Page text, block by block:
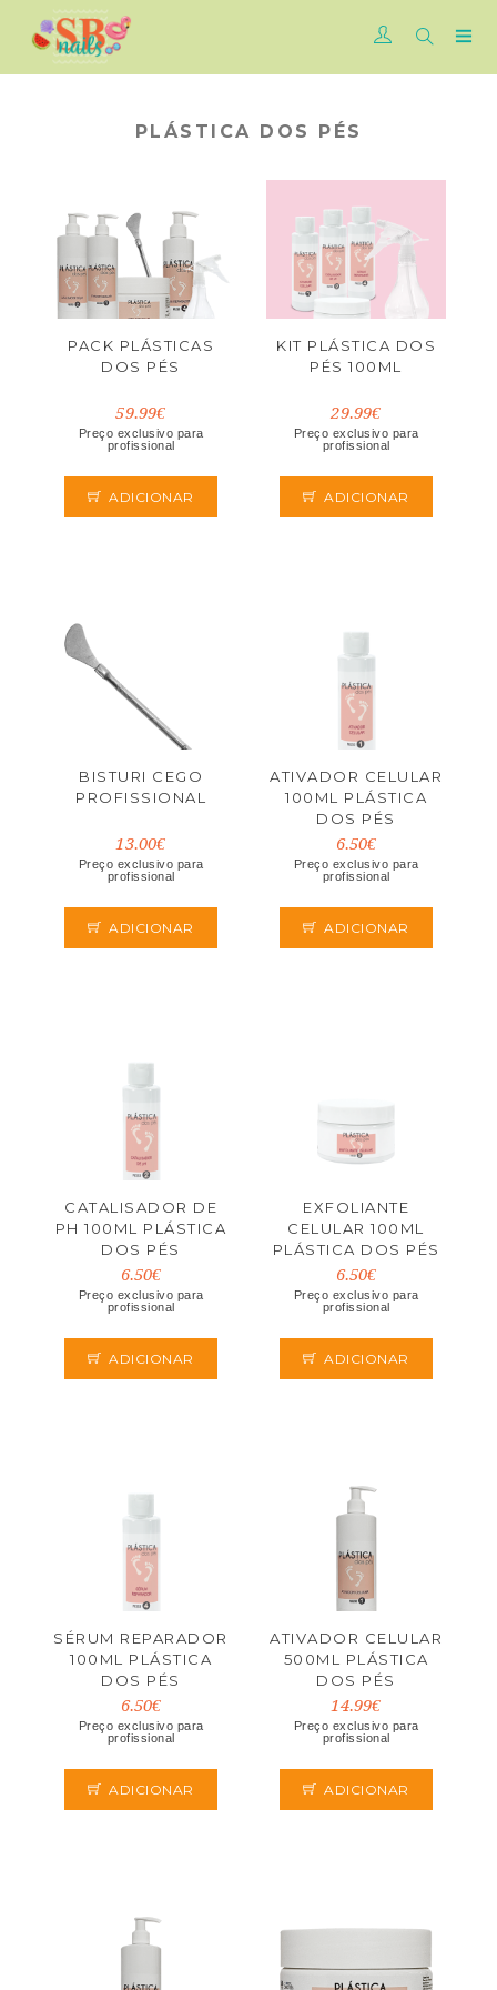
PLÁSTICA DOS PÉS
PACK PLÁSTICAS
DOS PÉS
59.99€
Preço exclusivo para
profissional
ADICIONAR
KIT PLÁSTICA DOS
PÉS 100ML
29.99€
Preço exclusivo para
profissional
ADICIONAR
BISTURI CEGO
PROFISSIONAL
13.00€
Preço exclusivo para
profissional
ADICIONAR
ATIVADOR CELULAR
100ML PLÁSTICA
DOS PÉS
6.50€
Preço exclusivo para
profissional
ADICIONAR
CATALISADOR DE
PH 100ML PLÁSTICA
DOS PÉS
6.50€
Preço exclusivo para
profissional
ADICIONAR
EXFOLIANTE
CELULAR 100ML
PLÁSTICA DOS PÉS
6.50€
Preço exclusivo para
profissional
ADICIONAR
SÉRUM REPARADOR
100ML PLÁSTICA
DOS PÉS
6.50€
Preço exclusivo para
profissional
ADICIONAR
ATIVADOR CELULAR
500ML PLÁSTICA
DOS PÉS
14.99€
Preço exclusivo para
profissional
ADICIONAR